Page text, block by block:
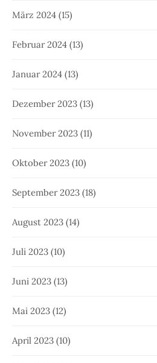
März 2024 (15)
Februar 2024 (13)
Januar 2024 (13)
Dezember 2023 (13)
November 2023 (11)
Oktober 2023 (10)
September 2023 (18)
August 2023 (14)
Juli 2023 (10)
Juni 2023 (13)
Mai 2023 (12)
April 2023 (10)